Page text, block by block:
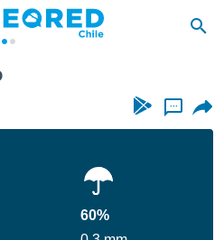
...
60%